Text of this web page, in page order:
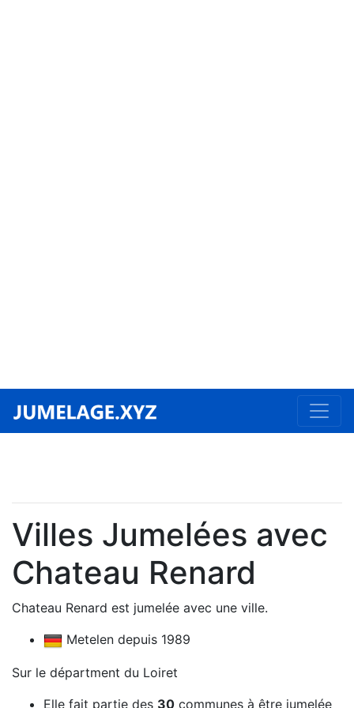
Villes Jumelées avec
Chateau Renard
Chateau Renard est jumelée avec une ville.
Metelen depuis 1989
Sur le départment du Loiret
Elle fait partie des 30 communes à être jumelée